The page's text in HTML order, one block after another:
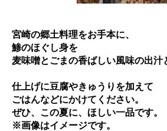
宮崎の郷土料理をお手本に、
鯵のほぐし身を
麦味噌とごまの香ばしい風味の出汁
仕上げに豆腐やきゅうりを加えて
ごはんなどにかけてください。
ぜひ、この夏に、 ほしい一品です。
※画像はイメージです。